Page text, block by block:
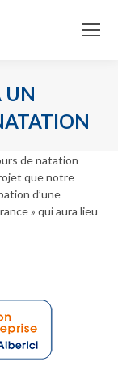
UN
de natation
que notre
d’une
» qui aura lieu